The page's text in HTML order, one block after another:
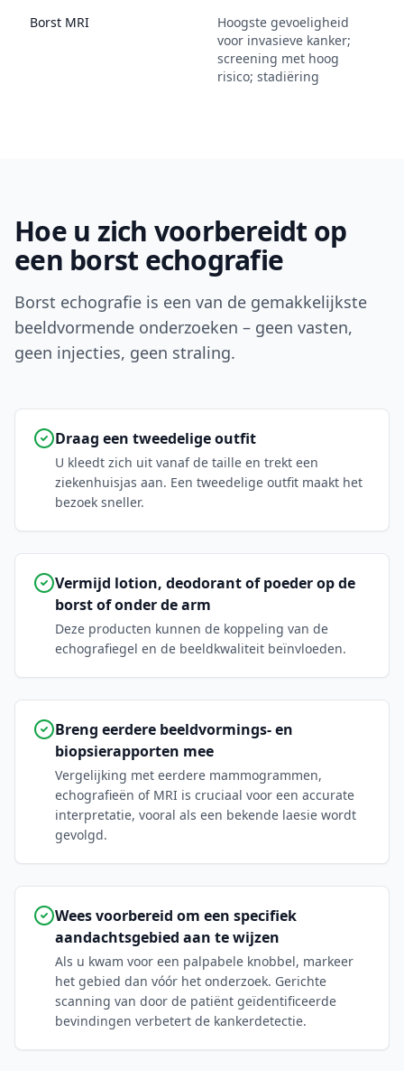
Borst MRI
Hoogste gevoeligheid
voor invasieve kanker;
screening met hoog
risico; stadiëring
Hoe u zich voorbereidt op
een borst echografie
Borst echografie is een van de gemakkelijkste
beeldvormende onderzoeken – geen vasten,
geen injecties, geen straling.
Draag een tweedelige outfit
U kleedt zich uit vanaf de taille en trekt een
ziekenhuisjas aan. Een tweedelige outfit maakt het
bezoek sneller.
Vermijd lotion, deodorant of poeder op de
borst of onder de arm
Deze producten kunnen de koppeling van de
echografiegel en de beeldkwaliteit beïnvloeden.
Breng eerdere beeldvormings- en
biopsierapporten mee
Vergelijking met eerdere mammogrammen,
echografieën of MRI is cruciaal voor een accurate
interpretatie, vooral als een bekende laesie wordt
gevolgd.
Wees voorbereid om een specifiek
aandachtsgebied aan te wijzen
Als u kwam voor een palpabele knobbel, markeer
het gebied dan vóór het onderzoek. Gerichte
scanning van door de patiënt geïdentificeerde
bevindingen verbetert de kankerdetectie.